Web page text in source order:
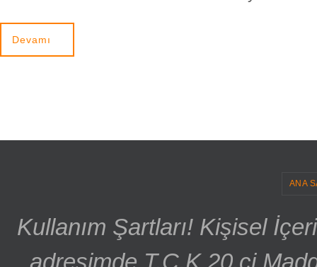
Devamı
ANA
Kullanım Şartları! Kişisel